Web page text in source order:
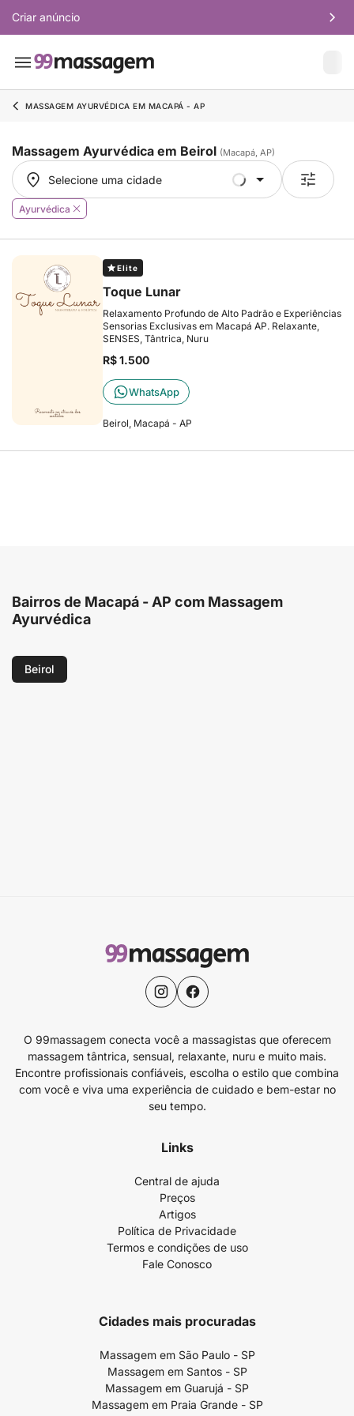
Criar anúncio
MASSAGEM AYURVÉDICA EM MACAPÁ - AP
Massagem Ayurvédica em Beirol (Macapá, AP)
Selecione uma cidade
Selecione uma cidade
Ayurvédica
Elite
Toque Lunar
Relaxamento Profundo de Alto Padrão e Experiências
Sensorias Exclusivas em Macapá AP. Relaxante,
SENSES, Tântrica, Nuru
R$ 1.500
WhatsApp
Beirol, Macapá - AP
Bairros de Macapá - AP com Massagem
Ayurvédica
Beirol
O 99massagem conecta você a massagistas que oferecem
massagem tântrica, sensual, relaxante, nuru e muito mais.
Encontre profissionais confiáveis, escolha o estilo que combina
com você e viva uma experiência de cuidado e bem-estar no
seu tempo.
Links
Central de ajuda
Preços
Artigos
Política de Privacidade
Termos e condições de uso
Fale Conosco
Cidades mais procuradas
Massagem em São Paulo - SP
Massagem em Santos - SP
Massagem em Guarujá - SP
Massagem em Praia Grande - SP